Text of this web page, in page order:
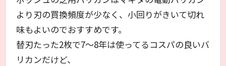
より刃の買換頻度が少なく、小回りがきいて切れ
味もよいのでおすすめです。
替刃たった2枚で7～8年は使ってるコスパの良いバ
リカンだけど、